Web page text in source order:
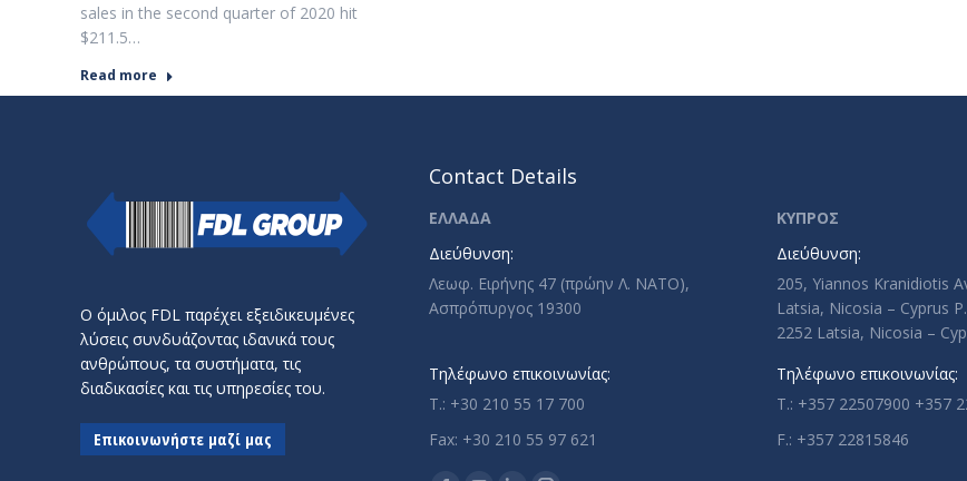
sales in the second quarter of 2020 hit
$211.5…
Read more
Ο όμιλος FDL παρέχει εξειδικευμένες
λύσεις συνδυάζοντας ιδανικά τους
ανθρώπους, τα συστήματα, τις
διαδικασίες και τις υπηρεσίες του.
Επικοινωνήστε μαζί μας
Contact Details
ΕΛΛΑΔΑ
Διεύθυνση:
Λεωφ. Ειρήνης 47 (πρώην Λ. ΝΑΤΟ),
Ασπρόπυργος 19300
Τηλέφωνο επικοινωνίας:
T.: +30 210 55 17 700
Fax: +30 210 55 97 621
ΚΥΠΡΟΣ
Διεύθυνση:
205, Yiannos Kranidiotis
Latsia, Nicosia – Cyprus
2252 Latsia, Nicosia –
Τηλέφωνο επικοινωνίας:
T.: +357 22507900 +357
F.: +357 22815846